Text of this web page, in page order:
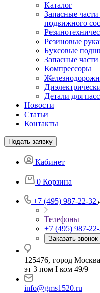
Каталог
Запасные
подвижного
Резиновые
Буксовые
Запасные
Компрессоры
Детали для
Новости
Статьи
Контакты
Подать заявку
Кабинет
0 Корзина
+7 (495) 987-22-32
Телефоны
+7 (495) 987-
Заказать звонок
125476, город
эт 3 пом I ком 49/9
info@gms1520.ru